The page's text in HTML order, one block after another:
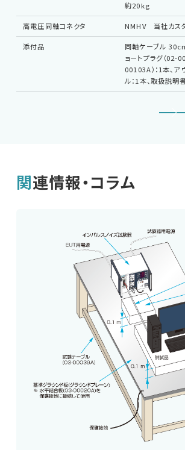
約20kg
高電圧同軸コネクタ NMHV 当社カス
添付品
同軸ケーブル
ョートプラグ（02-
00103A）：1本、ア
ル：1本、取扱説明
関連情報・コラム